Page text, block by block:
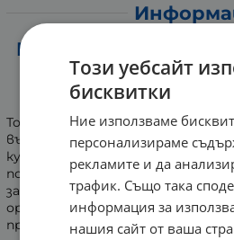
КАРТИ НА
НА ВЯРАТА -
Това мащабно изследване
въпроси защо човечеството,
културата, изгражда своите
поразително сходен начин.
за устройството на човешкия
организираме светогледа си, и
представи за морал.
Този уебсайт
бисквитки
Ние използваме
персонализираме
рекламите и да
трафик. Също така
информация за
нашия сайт от ваша